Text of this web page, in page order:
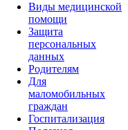
Виды медицинской
помощи
Защита
персональных
данных
Родителям
Для
маломобильных
граждан
Госпитализация